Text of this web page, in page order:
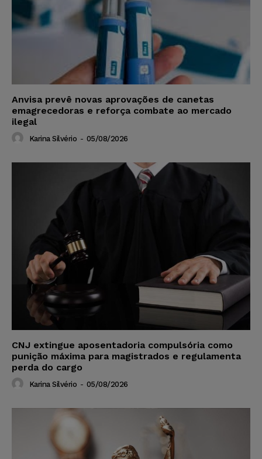
Anvisa prevê novas aprovações de canetas
emagrecedoras e reforça combate ao mercado
ilegal
Karina Silvério - 05/08/2026
CNJ extingue aposentadoria compulsória como
punição máxima para magistrados e regulamenta
perda do cargo
Karina Silvério - 05/08/2026